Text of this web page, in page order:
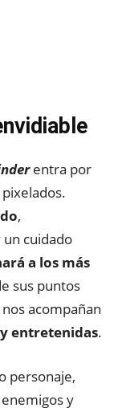
entra por
,
cuidado
a los más
sus puntos
acompañan
entretenidas.
personaje,
y